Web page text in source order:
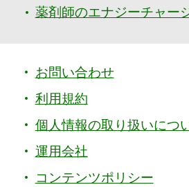
薬剤師のエナジーチャー
お問い合わせ
利用規約
個人情報の取り扱いにつ
運用会社
コンテンツポリシー